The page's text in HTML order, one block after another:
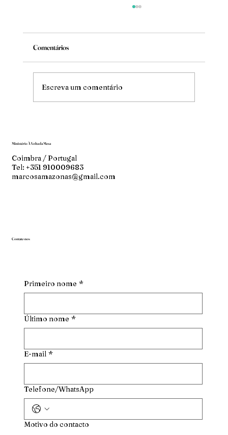
Mude
Comentários
Escreva um comentário
Ministério À Volta da Mesa
Coimbra / Portugal
Tel: +351 910009683
marcosamazonas@gmail.com
Contate-nos
Primeiro nome *
Último nome *
E-mail *
Telefone/WhatsApp
Motivo do contacto